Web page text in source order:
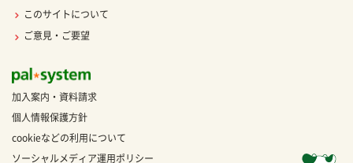
このサイトについて
ご意見・ご要望
加入案内・資料請求
個人情報保護方針
cookieなどの利用について
ソーシャルメディア運用ポリシー